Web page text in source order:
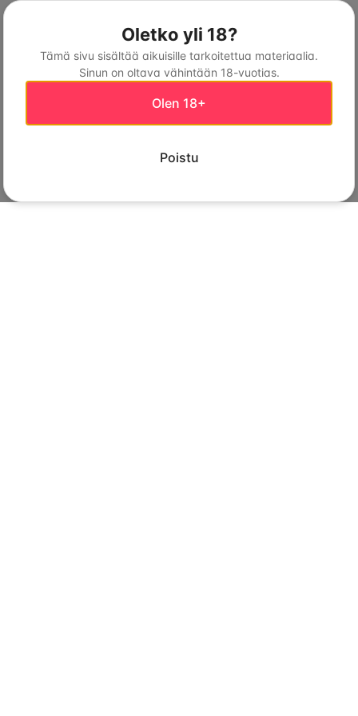
Oletko yli 18?
Tämä sivu sisältää aikuisille tarkoitettua materiaalia.
Sinun on oltava vähintään 18-vuotias.
Olen 18+
Poistu